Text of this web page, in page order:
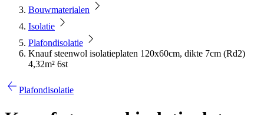
Bouwmaterialen
Isolatie
Plafondisolatie
Knauf steenwol isolatieplaten 120x60cm, dikte 7cm (Rd2)
4,32m² 6st
Plafondisolatie